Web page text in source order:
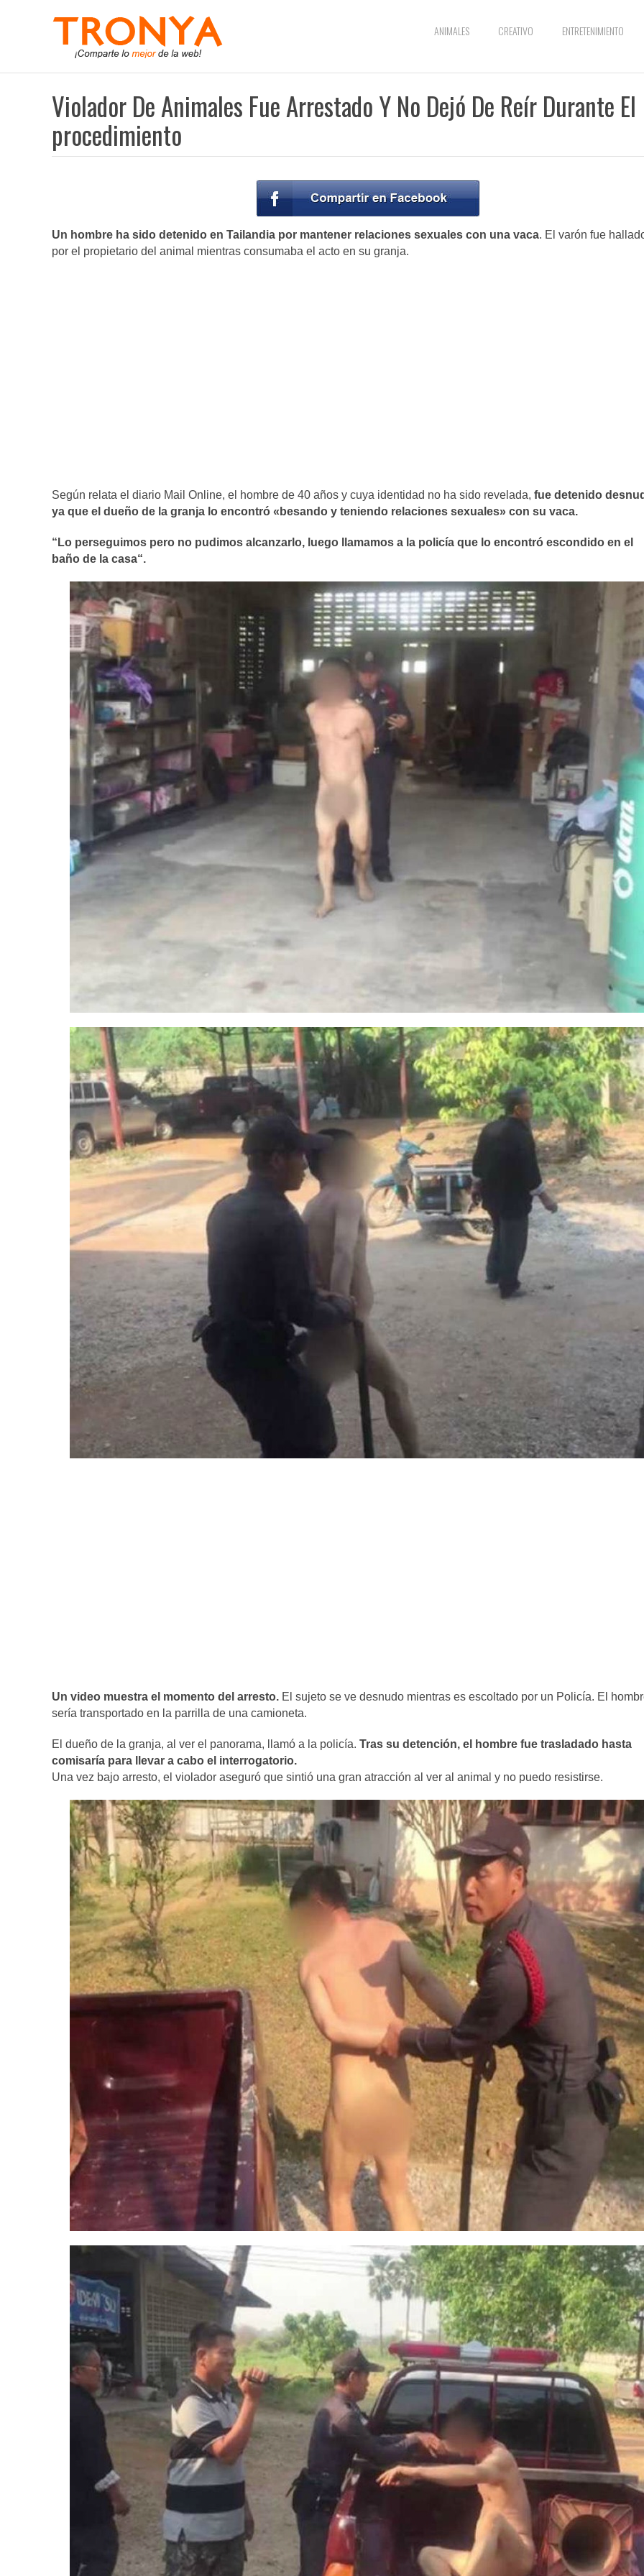
ANIMALES CREATIVO ENTRETENIMIENTO
Violador De Animales Fue Arrestado Y No Dejó De Reír Durante El
procedimiento
Un hombre ha sido detenido en Tailandia por mantener relaciones sexuales con una vaca. El varón fue
por el propietario del animal mientras consumaba el acto en su granja.
Según relata el diario Mail Online, el hombre de 40 años y cuya identidad no ha sido revelada, fue detenido
ya que el dueño de la granja lo encontró «besando y teniendo relaciones sexuales» con su vaca.
“Lo perseguimos pero no pudimos alcanzarlo, luego llamamos a la policía que lo encontró escondido en el
baño de la casa“.
Un video muestra el momento del arresto. El sujeto se ve desnudo mientras es escoltado por un Policía. El
sería transportado en la parrilla de una camioneta.
El dueño de la granja, al ver el panorama, llamó a la policía. Tras su detención, el hombre fue trasladado hasta
comisaría para llevar a cabo el interrogatorio.
Una vez bajo arresto, el violador aseguró que sintió una gran atracción al ver al animal y no puedo resistirse.